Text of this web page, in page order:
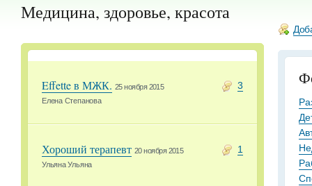
Медицина, здоровье, красота
3
Effette в МЖК. 25 ноября 2015
Елена Степанова
1
Хороший терапевт 20 ноября 2015
Ульяна Ульяна